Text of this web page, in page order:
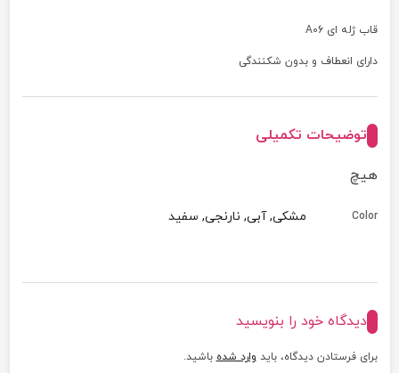
قاب ژله ای A06
دارای انعطاف و بدون شکنندگی
توضیحات تکمیلی
هیچ
Color مشکی, آبی, نارنجی, سفید
دیدگاه خود را بنویسید
برای فرستادن دیدگاه، باید وارد شده باشید.